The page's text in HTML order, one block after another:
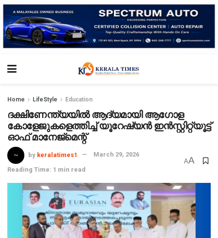
Home LifeStyle Education
ദക്ഷിണേന്ത്യയില്‍ ആദ്യമായി ആഗോള
കോളേജുകളെത്തിച്ച് യൂറേഷ്യന്‍ ഇന്‍സ്റ്റിറ്റ്യൂട്ട്
ഓഫ് മാനേജ്‌മെന്റ്
by keralatimes1 March 29, 2026
Reading Time: 1 min read
AA